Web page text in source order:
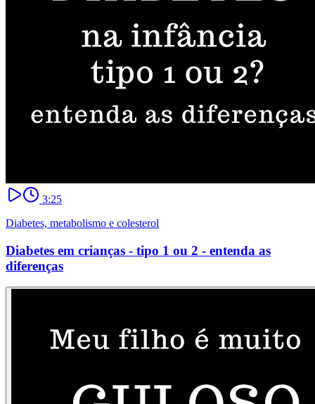
3:25
Diabetes, metabolismo e colesterol
Diabetes em crianças - tipo 1 ou 2 - entenda as
diferenças